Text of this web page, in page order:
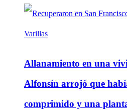
Allanamiento en una
Alfonsín arrojó que
comprimido y una